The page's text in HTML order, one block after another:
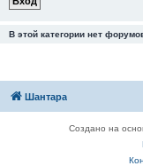
В этой категории нет
Шантара
Создано на